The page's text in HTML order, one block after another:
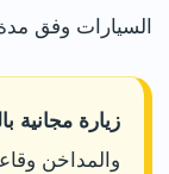
السيارات وفق
زيارة مجانية
والمداخن